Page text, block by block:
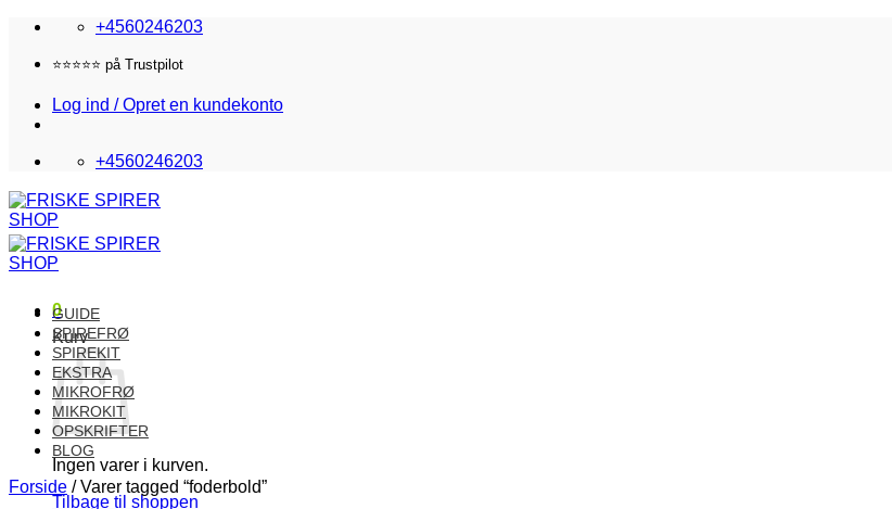
Fortsæt
indhold
+4560246203
Fri fragt i DK over 870,-
Log ind / Opret en kundekonto
+4560246203
0
Kurv
Ingen varer i kurven.
Tilbage til shoppen
GUIDE
SPIREFRØ
SPIREKIT
EKSTRA
MIKROFRØ
MIKROKIT
OPSKRIFTER
BLOG
Forside /Varer tagged “foderbold”